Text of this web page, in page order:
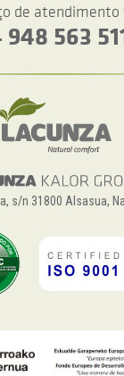
de
948 563
s/n 31800 Alsasua,